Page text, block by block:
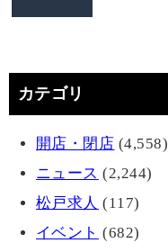
カテゴリ
開店・閉店 (4,558)
ニュース (2,244)
松戸求人 (117)
イベント (682)